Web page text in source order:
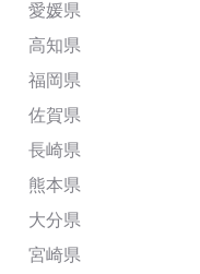
愛媛県
高知県
福岡県
佐賀県
長崎県
熊本県
大分県
宮崎県